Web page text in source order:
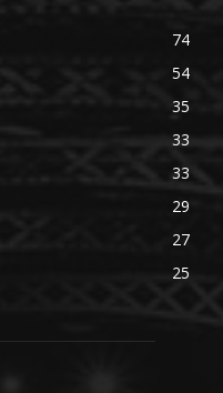
74
54
35
33
33
29
27
25